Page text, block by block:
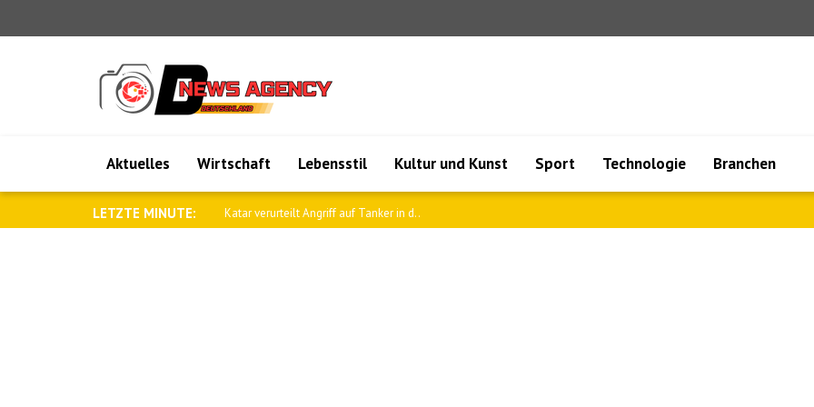
Aktuelles Wirtschaft Lebensstil Kultur und Kunst Sport Technologie Branchen
LETZTE MINUTE: Metsola: Wir werden unsere Kultur und Tr..